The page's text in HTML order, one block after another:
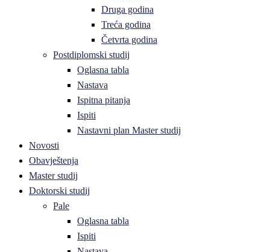
Druga godina
Treća godina
Četvrta godina
Postdiplomski studij
Oglasna tabla
Nastava
Ispitna pitanja
Ispiti
Nastavni plan Master studij
Novosti
Obavještenja
Master studij
Doktorski studij
Pale
Oglasna tabla
Ispiti